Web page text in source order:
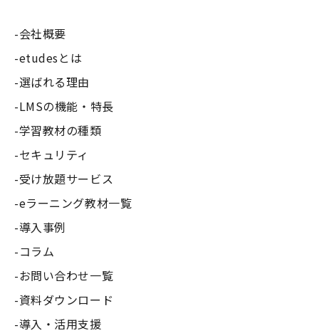
会社概要
etudesとは
選ばれる理由
LMSの機能・特長
学習教材の種類
セキュリティ
受け放題サービス
eラーニング教材一覧
導入事例
コラム
お問い合わせ一覧
資料ダウンロード
導入・活用支援